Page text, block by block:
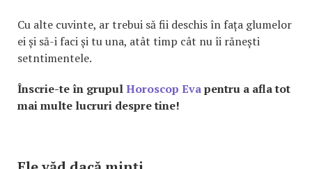
Cu alte cuvinte, ar trebui să fii deschis în fața glumelor
ei și să-i faci și tu una, atât timp cât nu îi rănești
setntimentele.
Înscrie-te în grupulHoroscop Evapentru a afla tot
mai multe lucruri despre tine!